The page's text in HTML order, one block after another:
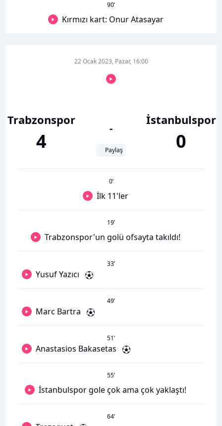
90’
Kırmızı kart: Onur Atasayar
Trabzonspor
4
22 Ocak 2023, Pazar, 16:00
-
Paylaş
İstanbulspor
0
0’
İlk 11'ler
19’
Trabzonspor'un golü ofsayta takıldı!
33’
Yusuf Yazıcı
49’
Marc Bartra
51’
Anastasios Bakasetas
55’
İstanbulspor gole çok ama çok yaklaştı!
64’